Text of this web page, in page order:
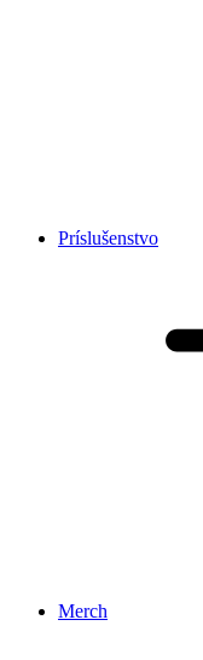
Príslušenstvo
Merch